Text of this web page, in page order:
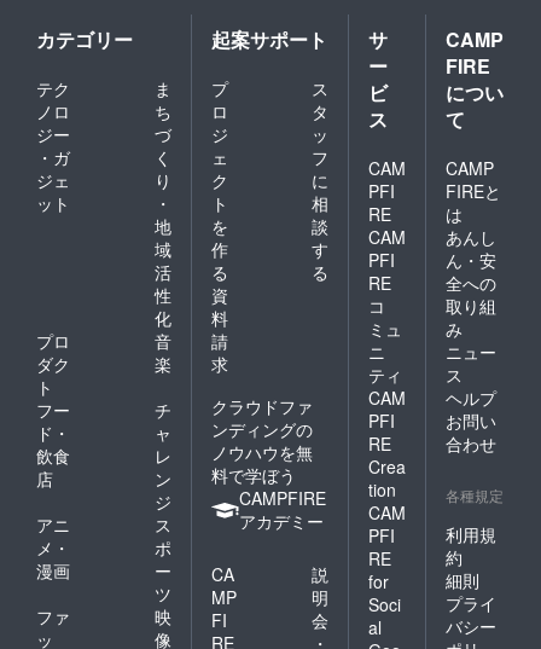
ユー
ザーID
を使用
す。）
＊この
リター
ツはBタ
イプと
なりま
す。
（クレ
ジット
記載を
行うT
シャツ
がBタイ
プのた
め）Aタ
イプも
選択可
能です
がクレ
された
は御座
いませ
んので
ご注意
い。
カテゴリー
テク
ノロ
ジー
・ガ
ジェ
ット
ま
ち
づ
く
り
・
地
域
活
性
化
プロ
ダク
ト
音
楽
フー
ド・
飲食
店
チ
ャ
レ
ン
ジ
アニ
メ・
漫画
ス
ポ
ー
ツ
ファ
ッ
映
像
起案サポート
プ
ロ
ジ
ェ
ク
ト
を
作
る
ス
タ
ッ
フ
に
相
談
す
る
資
料
請
求
クラウドファ
ンディングの
ノウハウを無
料で学ぼう
CAMPFIRE
アカデミー
CA
MP
FI
RE
説
明
会
・
サ
ー
ビ
ス
CAM
PFI
RE
CAM
PFI
RE
コ
ミュ
ニ
ティ
CAM
PFI
RE
Crea
tion
CAM
PFI
RE
for
Soci
al
CAMP
FIRE
につい
て
CAMP
FIREと
は
あんし
ん・安
全への
取り組
み
ニュー
ス
ヘルプ
お問い
合わせ
各種規定
利用規
約
細則
プライ
バシー